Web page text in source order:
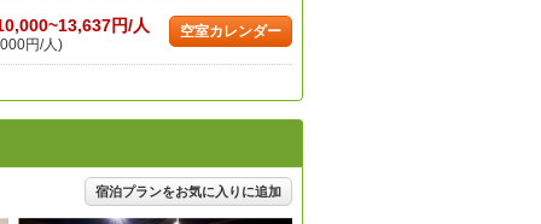
円/人
円/人)
空室カレンダー
宿泊プランをお気に入りに追加